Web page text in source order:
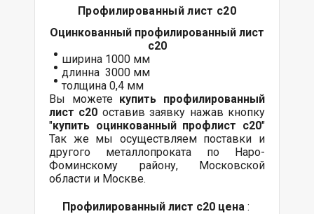
Профилированный лист с20
Оцинкованный профилированный лист
с20
ширина 1000 мм
длинна 3000 мм
толщина 0,4 мм
Вы можете купить профилированный
лист с20 оставив заявку нажав кнопку
"купить оцинкованный профлист с20"
Так же мы осуществляем поставки и
другого металлопроката по Наро-
Фоминскому району, Московской
области и Москве.
Профилированный лист с20 цена :